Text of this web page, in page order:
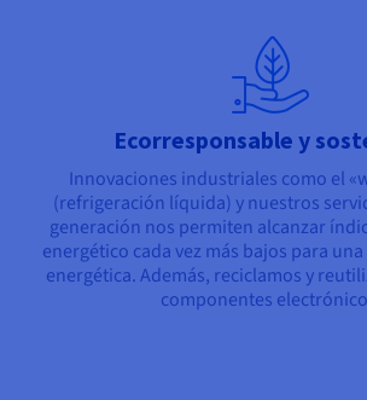
Ecorresponsable y
Innovaciones industriales como el
(refrigeración líquida) y nuestros
generación nos permiten alcanzar
energético cada vez más bajos para
energética. Además, reciclamos y
componentes